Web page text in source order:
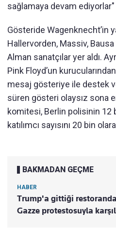
sağlamaya devam ediyorlar"
Gösteride Wagenknecht’in
Hallervorden, Massiv,
Alman sanatçılar yer aldı.
Pink Floyd’un
mesaj gösteriye ile destek
süren gösteri olaysız sona
komitesi, Berlin polisinin 12
katılımcı sayısını 20 bin
BAKMADAN GEÇME
HABER
Trump'a gittiği
Gazze protestosuyla